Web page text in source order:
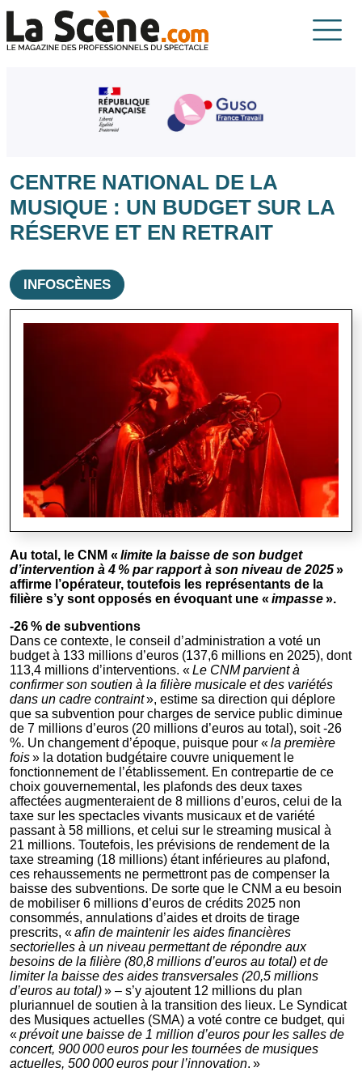
CENTRE NATIONAL DE LA
MUSIQUE : UN BUDGET SUR LA
RÉSERVE ET EN RETRAIT
INFOSCÈNES
Image
Au total, le CNM « limite la baisse de son budget
d’intervention à 4 % par rapport à son niveau de 2025»
affirme l’opérateur, toutefois les représentants de la
filière s’y sont opposés en évoquant une « impasse».
-26 % de subventions
Dans ce contexte, le conseil d’administration a voté un
budget à 133 millions d’euros (137,6 millions en 2025), dont
113,4 millions d’interventions. «Le CNM parvient à
confirmer son soutien à la filière musicale et des variétés
dans un cadre contraint», estime sa direction qui déplore
que sa subvention pour charges de service public diminue
de 7 millions d’euros (20 millions d’euros au total), soit -26
%. Un changement d’époque, puisque pour «la première
fois» la dotation budgétaire couvre uniquement le
fonctionnement de l’établissement. En contrepartie de ce
choix gouvernemental, les plafonds des deux taxes
affectées augmenteraient de 8 millions d’euros, celui de la
taxe sur les spectacles vivants musicaux et de variété
passant à 58 millions, et celui sur le streaming musical à
21 millions. Toutefois, les prévisions de rendement de la
taxe streaming (18 millions) étant inférieures au plafond,
ces rehaussements ne permettront pas de compenser la
baisse des subventions. De sorte que le CNM a eu besoin
de mobiliser 6 millions d’euros de crédits 2025 non
consommés, annulations d’aides et droits de tirage
prescrits, «afin de maintenir les aides financières
sectorielles à un niveau permettant de répondre aux
besoins de la filière (80,8 millions d’euros au total) et de
limiter la baisse des aides transversales (20,5 millions
d’euros au total)» – s’y ajoutent 12 millions du plan
pluriannuel de soutien à la transition des lieux. Le Syndicat
des Musiques actuelles (SMA) a voté contre ce budget, qui
«prévoit une baisse de 1 million d’euros pour les salles de
concert, 900 000 euros pour les tournées de musiques
actuelles, 500 000 euros pour l’innovation. »